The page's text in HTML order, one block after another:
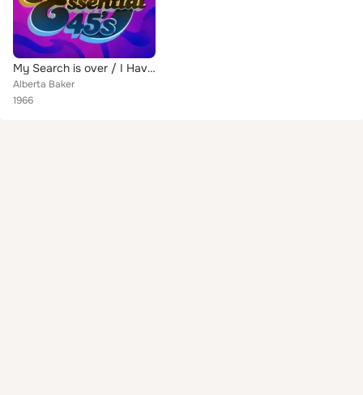
My Search is over / I Have Something (Digital 45)
Alberta Baker
1966